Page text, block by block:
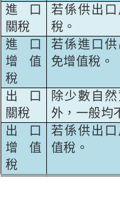
進口
關稅
若係供出
稅。
進口
增值
稅
若係進口
免增值稅。
出口
關稅
除少數自
外，一般均
出口
增值
稅
若係供出
值稅。